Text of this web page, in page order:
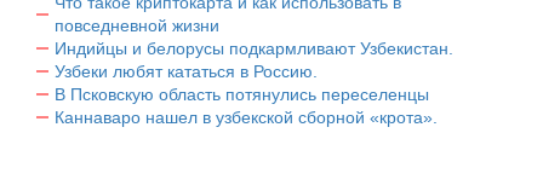
повседневной жизни
Индийцы и белорусы подкармливают Узбекистан.
Узбеки любят кататься в Россию.
В Псковскую область потянулись переселенцы
Каннаваро нашел в узбекской сборной «крота».